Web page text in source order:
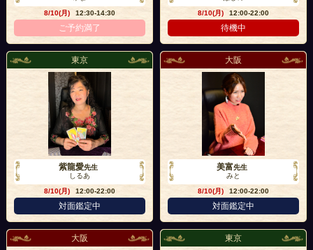
8/10(月)
12:30-14:30
ご予約満了
8/10(月)
12:00-22:00
待機中
東京
紫龍愛先生
しるあ
8/10(月)
12:00-22:00
対面鑑定中
大阪
美富先生
みと
8/10(月)
12:00-22:00
対面鑑定中
大阪 東京